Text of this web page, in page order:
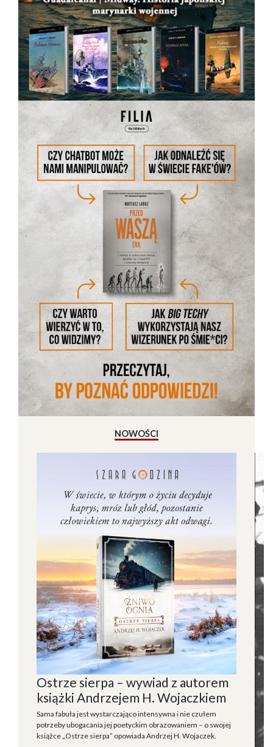
NOWOŚCI
Ostrze sierpa – wywiad z autorem
książki Andrzejem H. Wojaczkiem
Sama fabuła jest wystarczająco intensywna i nie czułem
potrzeby ubogacania jej poetyckim obrazowaniem – o swojej
książce „Ostrze sierpa” opowiada Andrzej H. Wojaczek.